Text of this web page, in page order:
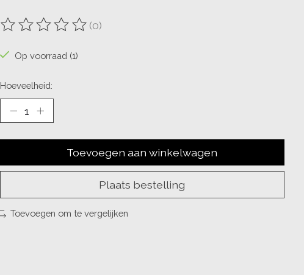
De beoordeling van dit product is
(0)
Op voorraad (1)
Hoeveelheid:
Toevoegen aan winkelwagen
Plaats bestelling
Toevoegen om te vergelijken